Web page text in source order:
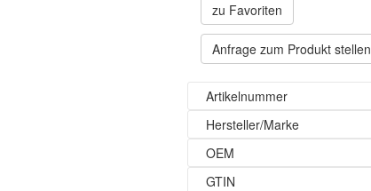
zu Favoriten
Anfrage zum Produkt stellen
Artikelnummer
Hersteller/Marke
OEM
GTIN